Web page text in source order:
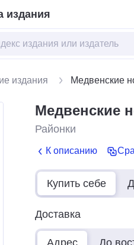
издания
издания Медвенские
Медвенские
Районки
К описанию
Купить себе
Доставка
Адрес До